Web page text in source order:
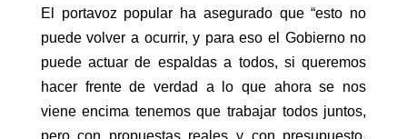
El portavoz popular ha asegurado que “esto no
puede volver a ocurrir, y para eso el Gobierno no
puede actuar de espaldas a todos, si queremos
hacer frente de verdad a lo que ahora se nos
viene encima tenemos que trabajar todos juntos,
pero con propuestas reales y con presupuesto,